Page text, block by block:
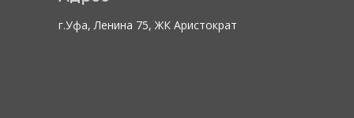
г.Уфа, Ленина 75, ЖК Аристократ